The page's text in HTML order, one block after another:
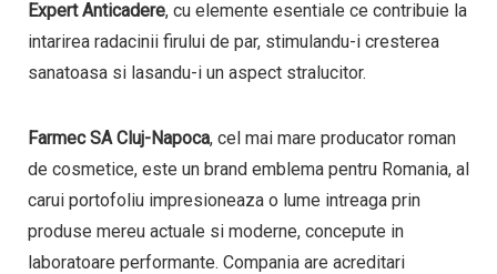
Expert Anticadere, cu elemente esentiale ce contribuie la
intarirea radacinii firului de par, stimulandu-i cresterea
sanatoasa si lasandu-i un aspect stralucitor.
Farmec SA Cluj-Napoca, cel mai mare producator roman
de cosmetice, este un brand emblema pentru Romania, al
carui portofoliu impresioneaza o lume intreaga prin
produse mereu actuale si moderne, concepute in
laboratoare performante. Compania are acreditari